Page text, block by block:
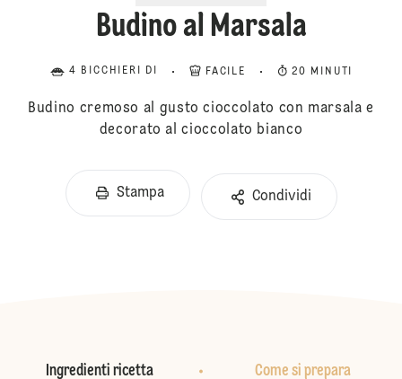
Budino al Marsala
4 BICCHIERI DI FACILE 20 MINUTI
Budino cremoso al gusto cioccolato con marsala e
decorato al cioccolato bianco
Stampa Condividi
Ingredienti ricetta Come si prepara